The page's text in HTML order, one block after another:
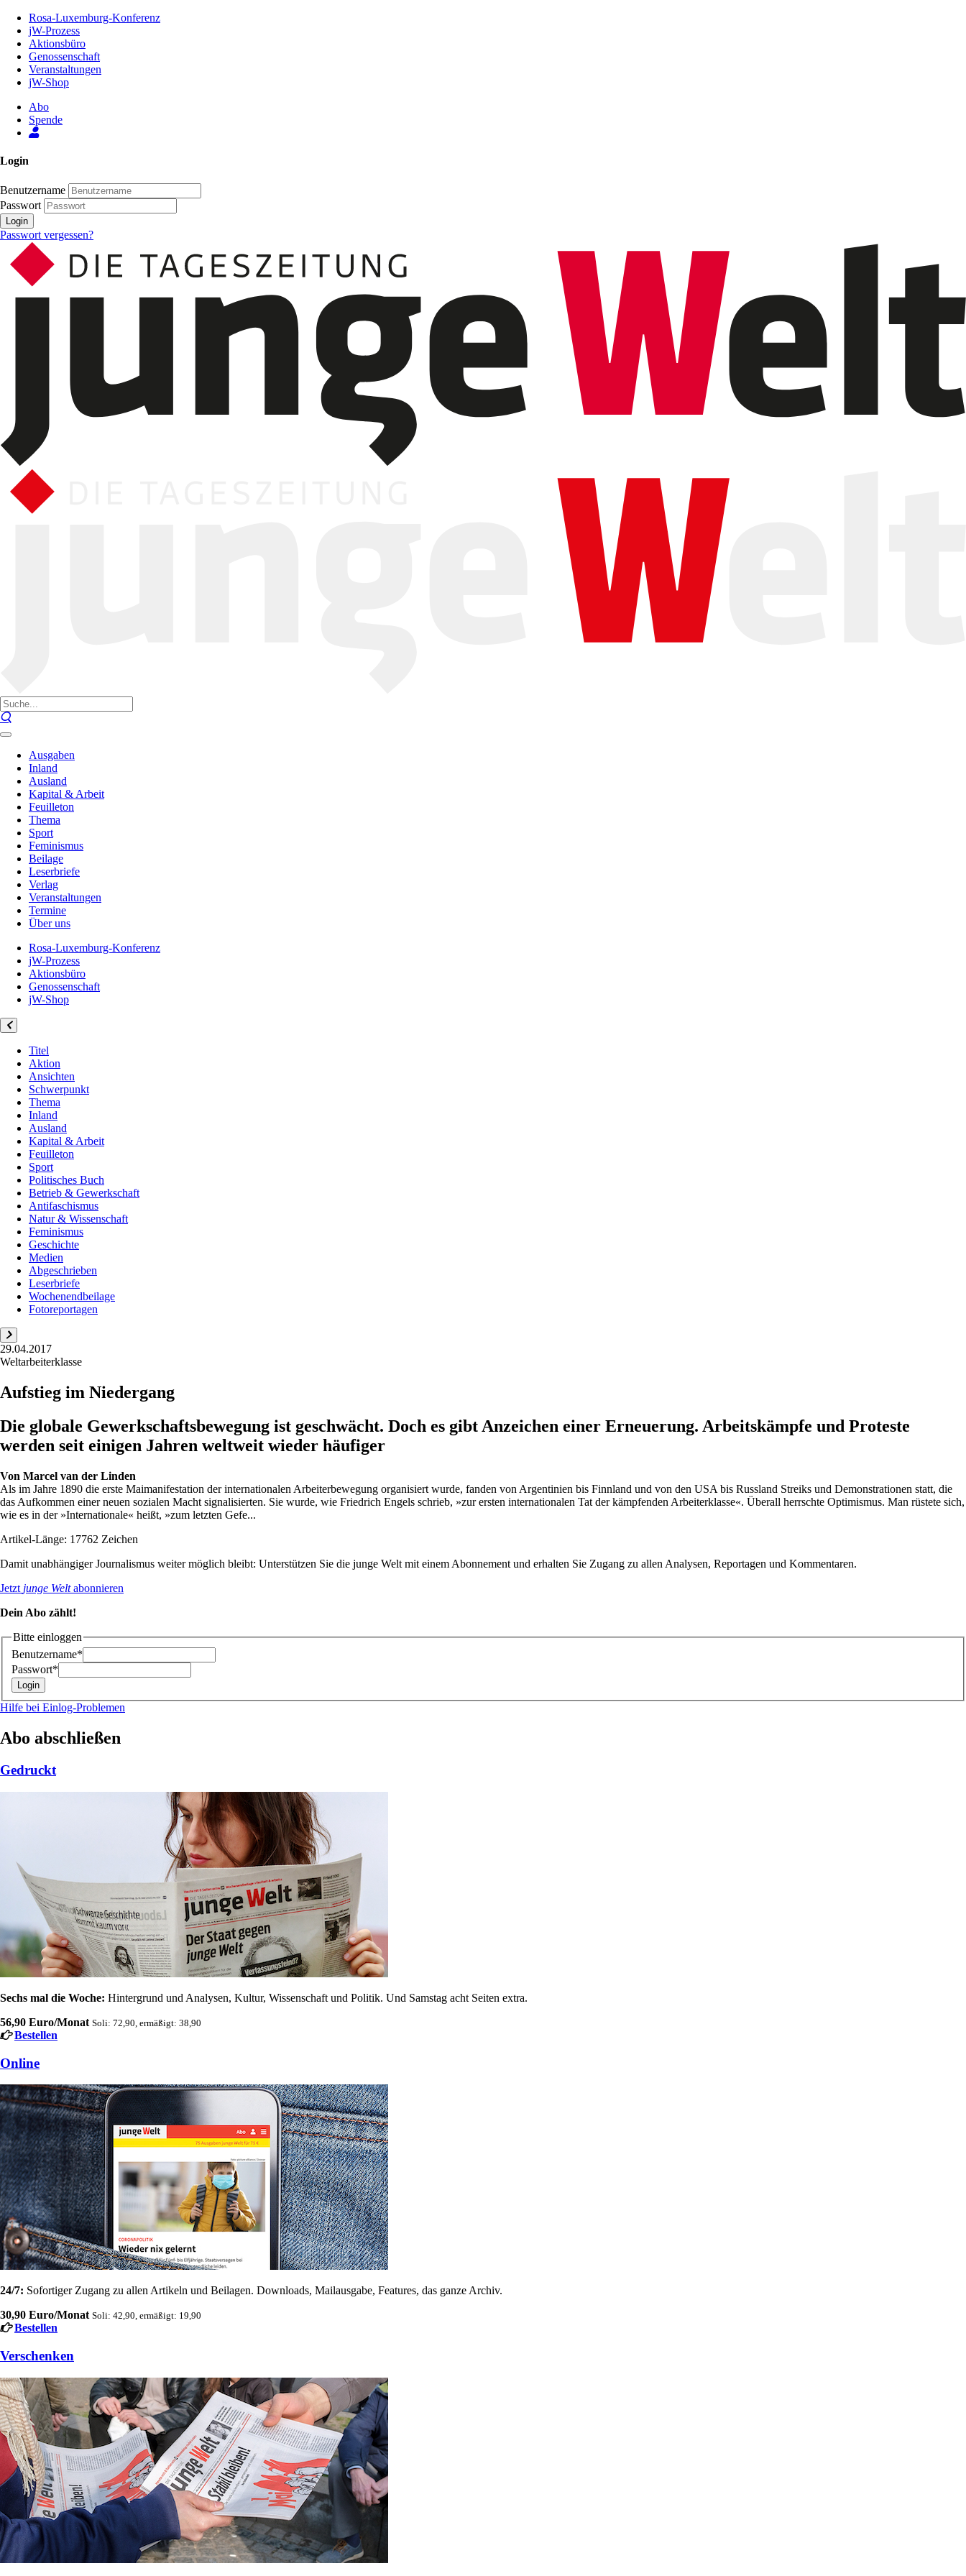
Inhalt
Seite
Rosa-Luxemburg-Konferenz
jW-Prozess
Aktionsbüro
Genossenschaft
Veranstaltungen
jW-Shop
Abo
Spende
Login
Benutzername
Passwort
Login
Passwort vergessen?
Ausgaben
Inland
Ausland
Kapital & Arbeit
Feuilleton
Thema
Sport
Feminismus
Beilage
Leserbriefe
Verlag
Veranstaltungen
Termine
Über uns
Rosa-Luxemburg-Konferenz
jW-Prozess
Aktionsbüro
Genossenschaft
jW-Shop
Titel
Aktion
Ansichten
Schwerpunkt
Thema
Inland
Ausland
Kapital & Arbeit
Feuilleton
Sport
Politisches Buch
Betrieb & Gewerkschaft
Antifaschismus
Natur & Wissenschaft
Feminismus
Geschichte
Medien
Abgeschrieben
Leserbriefe
Wochenendbeilage
Fotoreportagen
29.04.2017
Weltarbeiterklasse
Aufstieg im Niedergang
Die globale Gewerkschaftsbewegung ist geschwächt. Doch es gibt Anzeichen einer Erneuerung. Arbeitskämpfe und Proteste
werden seit einigen Jahren weltweit wieder häufiger
Von Marcel van der Linden
Als im Jahre 1890 die erste Maimanifestation der internationalen Arbeiterbewegung organisiert wurde, fanden von Argentinien bis Finnland und von den USA bis Russland Streiks und Demonstrationen statt, die
das Aufkommen einer neuen sozialen Macht signalisierten. Sie wurde, wie Friedrich Engels schrieb, »zur ersten internationalen Tat der kämpfenden Arbeiterklasse«. Überall herrschte Optimismus. Man rüstete sich,
wie es in der »Internationale« heißt, »zum letzten Gefe...
Artikel-Länge: 17762 Zeichen
Damit unabhängiger Journalismus weiter möglich bleibt: Unterstützen Sie die junge Welt mit einem Abonnement und erhalten Sie Zugang zu allen Analysen, Reportagen und Kommentaren.
Jetzt junge Weltabonnieren
Dein Abo zählt!
Bitte einloggen
Benutzername*
Passwort*
Hilfe bei Einlog-Problemen
Abo abschließen
Gedruckt
Sechs mal die Woche: Hintergrund und Analysen, Kultur, Wissenschaft und Politik. Und Samstag acht Seiten extra.
56,90 Euro/Monat Soli: 72,90, ermäßigt: 38,90
Bestellen
Online
24/7: Sofortiger Zugang zu allen Artikeln und Beilagen. Downloads, Mailausgabe, Features, das ganze Archiv.
30,90 Euro/Monat Soli: 42,90, ermäßigt: 19,90
Bestellen
Verschenken